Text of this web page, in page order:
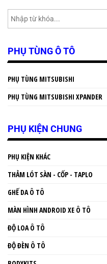
PHỤ TÙNG Ô TÔ
PHỤ TÙNG MITSUBISHI
PHỤ TÙNG MITSUBISHI XPANDER
PHỤ KIỆN CHUNG
PHỤ KIỆN KHÁC
THẢM LÓT SÀN - CỐP - TAPLO
GHẾ DA Ô TÔ
MÀN HÌNH ANDROID XE Ô TÔ
ĐỘ LOA Ô TÔ
ĐỘ ĐÈN Ô TÔ